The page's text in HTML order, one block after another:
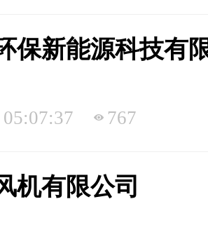
保新能源科技有
767
机有限公司